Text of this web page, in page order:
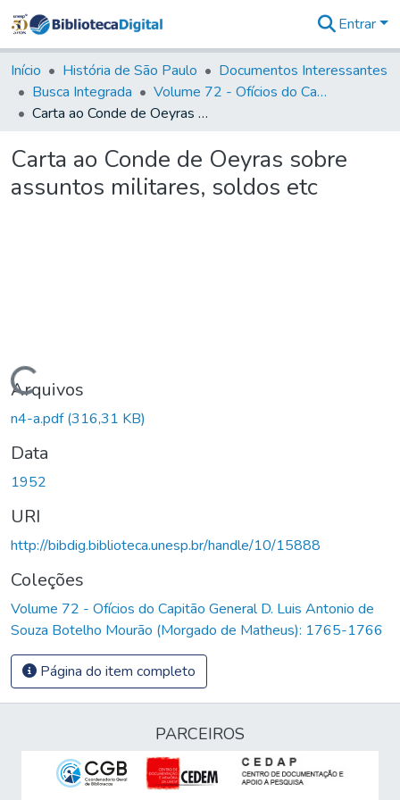
&
Coleções
Tudo na
Biblioteca
Estatísticas
Entrar
Início História de São Paulo
Documentos Interessantes
Busca Integrada
Volume 72 - Ofícios do Capitão General D. Luis Antonio de Souza Botelho Mourão (Morgado de Matheus): 1765-1766
Carta ao Conde de Oeyras sobre assuntos militares, soldos etc
Carta ao Conde de Oeyras sobre
assuntos militares, soldos etc
Carregando...
Arquivos
n4-a.pdf(316,31 KB)
Data
1952
URI
http://bibdig.biblioteca.unesp.br/handle/10/15888
Coleções
Volume 72 - Ofícios do Capitão General D. Luis Antonio de
Souza Botelho Mourão (Morgado de Matheus): 1765-1766
Página do item completo
PARCEIROS